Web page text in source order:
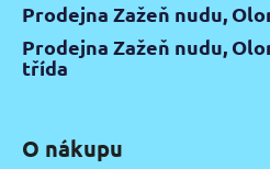
Prodejna Zažeň nudu,
Prodejna Zažeň nudu,
třída
O nákupu